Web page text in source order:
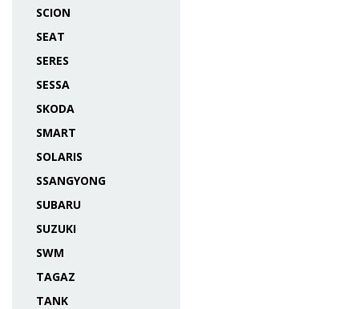
SCION
SEAT
SERES
SESSA
SKODA
SMART
SOLARIS
SSANGYONG
SUBARU
SUZUKI
SWM
TAGAZ
TANK